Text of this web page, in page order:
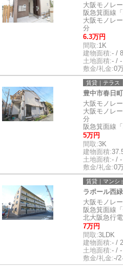
大阪モノレ
阪急箕面線
大阪モノレ
分
6.3万円
間取:1K
建物面積:- /
土地面積:- / -
敷金/礼金:0
賃貸｜テラス
豊中市春日
大阪モノレ
大阪モノレ
分
阪急箕面線
5万円
間取:3K
建物面積:
土地面積:- / -
敷金/礼金:0
賃貸｜マンシ
ラポール西
大阪モノレ
阪急箕面線
北大阪急行
7万円
間取:3LDK
建物面積:- /
土地面積:- / -
敷金/礼金:-/2